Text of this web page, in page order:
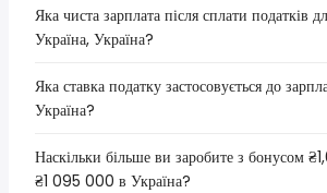
Яка чиста зарплата після сплати податків
Україна, Україна?
Яка ставка податку застосовується до
Україна?
Наскільки більше ви заробите з бонусом
₴1 095 000 в Україна?